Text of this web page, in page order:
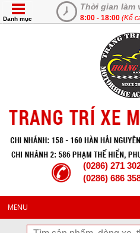
Thời gian làm
8:00 - 18:00 (Kể
Danh mục
(0286) 271
(0286) 686
MENU